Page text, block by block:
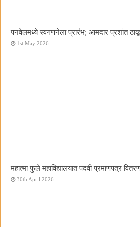
पनवेलमध्ये स्वगणनेला प्रारंभ; आमदार प्रशांत
1st May 2026
महात्मा फुले महाविद्यालयात पदवी प्रमाणपत्र
30th April 2026